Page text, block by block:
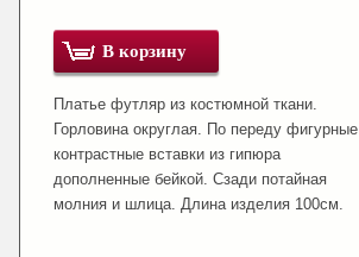
В корзину
Платье футляр из костюмной ткани.
Горловина округлая. По переду фигурные
контрастные вставки из гипюра
дополненные бейкой. Сзади потайная
молния и шлица. Длина изделия 100см.